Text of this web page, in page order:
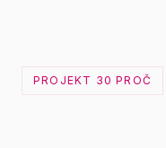
PROJEKT 30 PROČ